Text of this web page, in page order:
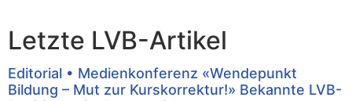
Letzte LVB-Artikel
Editorial • Medienkonferenz «Wendepunkt
Bildung – Mut zur Kurskorrektur!» Bekannte LVB-